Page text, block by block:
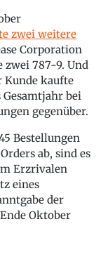
zwei weitere
Corporation
787-9. Und
Kunde kaufte
bei
gegenüber.
Bestellungen
ab, sind es
Erzrivalen
eines
der
Oktober